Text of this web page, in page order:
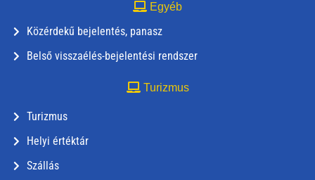
Egyéb
Közérdekű bejelentés, panasz
Belső visszaélés-bejelentési rendszer
Turizmus
Turizmus
Helyi értéktár
Szállás